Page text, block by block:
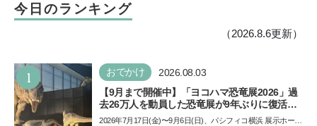
今日のランキング
（2026.8.6更新）
1 おでかけ 2026.08.03
【9月まで開催中】「ヨコハマ恐竜展2026」過
去26万人を動員した恐竜展が9年ぶりに復活！
夏休みのおでかけで楽しむポイントを完全ガイ
2026年7月17日(金)〜9月6日(日)、パシフィコ横浜 展示ホール